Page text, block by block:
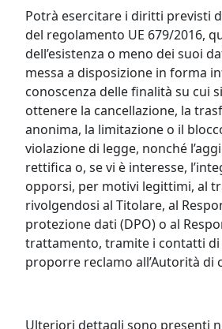
Potrà esercitare i diritti previsti
del regolamento UE 679/2016,
dell’esistenza o meno dei suoi
messa a disposizione in forma
conoscenza delle finalità su cui
ottenere la cancellazione, la
anonima, la limitazione o il
violazione di legge, nonché
rettifica o, se vi è interesse,
opporsi, per motivi legittimi, al
rivolgendosi al Titolare, al
protezione dati (DPO) o al
trattamento, tramite i contatti
proporre reclamo all’Autorità
Ulteriori dettagli sono presenti